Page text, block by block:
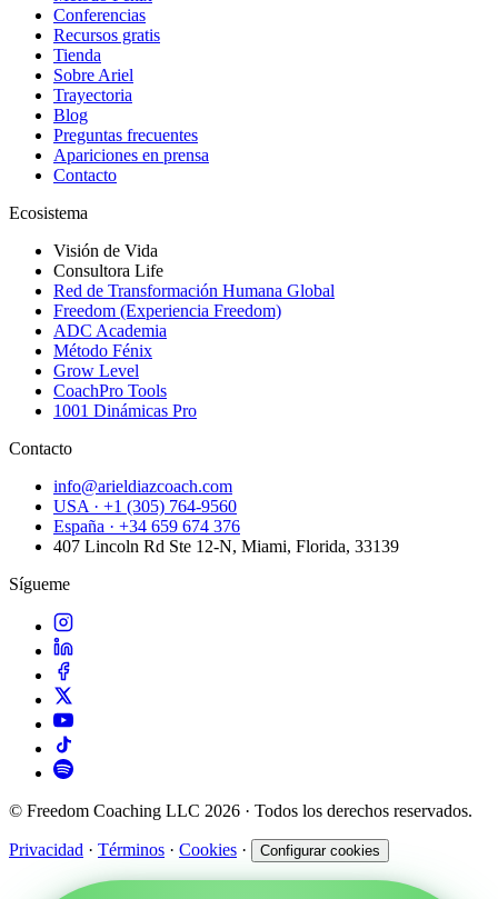
Conferencias
Recursos gratis
Tienda
Sobre Ariel
Trayectoria
Blog
Preguntas frecuentes
Apariciones en prensa
Contacto
Ecosistema
Visión de Vida
Consultora Life
Red de Transformación Humana Global
Freedom (Experiencia Freedom)
ADC Academia
Método Fénix
Grow Level
CoachPro Tools
1001 Dinámicas Pro
Contacto
info@arieldiazcoach.com
USA · +1 (305) 764-9560
España · +34 659 674 376
407 Lincoln Rd Ste 12-N, Miami, Florida, 33139
Sígueme
© Freedom Coaching LLC 2026 · Todos los derechos reservados.
Privacidad · Términos · Cookies · Configurar cookies